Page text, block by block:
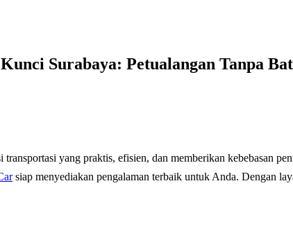
Surabaya: Petualangan Tanpa
yang praktis, efisien, dan memberikan kebebasan
siap menyediakan pengalaman terbaik untuk Anda. Dengan